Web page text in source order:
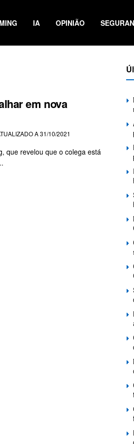
IA OPINIÃO
em nova
A 31/10/2021
que revelou que o colega está